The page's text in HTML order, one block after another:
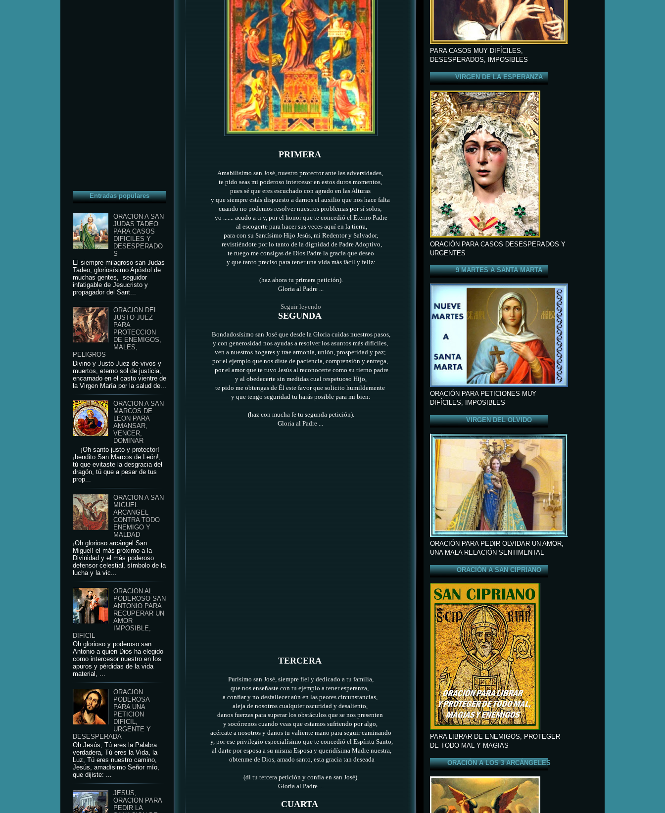
Entradas populares
ORACION A SAN
JUDAS TADEO
PARA CASOS
DIFICILES Y
DESESPERADO
S
El siempre milagroso san Judas
Tadeo, gloriosísimo Apóstol de
muchas gentes, seguidor
infatigable de Jesucristo y
propagador del Sant...
ORACION DEL
JUSTO JUEZ
PARA
PROTECCION
DE ENEMIGOS,
MALES,
PELIGROS
Divino y Justo Juez de vivos y
muertos, eterno sol de justicia,
encarnado en el casto vientre de
la Virgen María por la salud de...
ORACION A SAN
MARCOS DE
LEON PARA
AMANSAR,
VENCER,
DOMINAR
¡Oh santo justo y protector!
¡bendito San Marcos de León!,
tú que evitaste la desgracia del
dragón, tú que a pesar de tus
prop...
ORACION A SAN
MIGUEL
ARCANGEL
CONTRA TODO
ENEMIGO Y
MALDAD
¡Oh glorioso arcángel San
Miguel! el más próximo a la
Divinidad y el más poderoso
defensor celestial, símbolo de la
lucha y la vic...
ORACION AL
PODEROSO SAN
ANTONIO PARA
RECUPERAR UN
AMOR
IMPOSIBLE,
DIFICIL
Oh glorioso y poderoso san
Antonio a quien Dios ha elegido
como intercesor nuestro en los
apuros y pérdidas de la vida
material, ...
ORACION
PODEROSA
PARA UNA
PETICION
DIFICIL,
URGENTE Y
DESESPERADA
Oh Jesús, Tú eres la Palabra
verdadera, Tú eres la Vida, la
Luz, Tú eres nuestro camino,
Jesús, amadísimo Señor mío,
que dijiste: ...
JESUS,
ORACION PARA
PEDIR LA
PRIMERA
Amabilísimo san José, nuestro protector ante las adversidades,
te pido seas mi poderoso intercesor en estos duros momentos,
pues sé que eres escuchado con agrado en las Alturas
y que siempre estás dispuesto a darnos el auxilio que nos hace falta
cuando no podemos resolver nuestros problemas por sí solos;
yo ....... acudo a ti y, por el honor que te concedió el Eterno Padre
al escogerte para hacer sus veces aquí en la tierra,
para con su Santísimo Hijo Jesús, mi Redentor y Salvador,
revistiéndote por lo tanto de la dignidad de Padre Adoptivo,
te ruego me consigas de Dios Padre la gracia que deseo
y que tanto preciso para tener una vida más fácil y feliz:
(haz ahora tu primera petición).
Gloria al Padre ...
Seguir leyendo
SEGUNDA
Bondadosísimo san José que desde la Gloria cuidas nuestros pasos,
y con generosidad nos ayudas a resolver los asuntos más difíciles,
ven a nuestros hogares y trae armonía, unión, prosperidad y paz;
por el ejemplo que nos diste de paciencia, comprensión y entrega,
por el amor que te tuvo Jesús al reconocerte como su tierno padre
y al obedecerte sin medidas cual respetuoso Hijo,
te pido me obtengas de Él este favor que solicito humildemente
y que tengo seguridad tu harás posible para mi bien:
(haz con mucha fe tu segunda petición).
Gloria al Padre ...
TERCERA
Purísimo san José, siempre fiel y dedicado a tu familia,
que nos enseñaste con tu ejemplo a tener esperanza,
a confiar y no desfallecer aún en las peores circunstancias,
aleja de nosotros cualquier oscuridad y desaliento,
danos fuerzas para superar los obstáculos que se nos presenten
y socórrenos cuando veas que estamos sufriendo por algo,
acércate a nosotros y danos tu valiente mano para seguir caminando
y, por ese privilegio especialísimo que te concedió el Espíritu Santo,
al darte por esposa a su misma Esposa y queridísima Madre nuestra,
obtenme de Dios, amado santo, esta gracia tan deseada
(di tu tercera petición y confía en san José).
Gloria al Padre ...
CUARTA
PARA CASOS MUY DIFÍCILES,
DESESPERADOS, IMPOSIBLES
VIRGEN DE LA ESPERANZA
ORACIÓN PARA CASOS DESESPERADOS Y
URGENTES
9 MARTES A SANTA MARTA
ORACIÓN PARA PETICIONES MUY
DIFÍCILES, IMPOSIBLES
VIRGEN DEL OLVIDO
ORACIÓN PARA PEDIR OLVIDAR UN AMOR,
UNA MALA RELACIÓN SENTIMENTAL
ORACIÓN A SAN CIPRIANO
PARA LIBRAR DE ENEMIGOS, PROTEGER
DE TODO MAL Y MAGIAS
ORACIÓN A LOS 3 ARCÁNGELES